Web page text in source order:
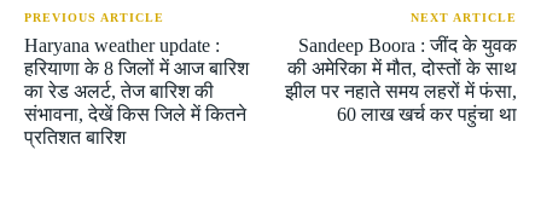
PREVIOUS ARTICLE
Haryana weather update :
हरियाणा के 8 जिलों में आज बारिश
का रेड अलर्ट, तेज बारिश की
संभावना, देखें किस जिले में कितने
प्रतिशत बारिश
NEXT ARTICLE
Sandeep Boora : जींद के युवक
की अमेरिका में मौत, दोस्तों के साथ
झील पर नहाते समय लहरों में फंसा,
60 लाख खर्च कर पहुंचा था